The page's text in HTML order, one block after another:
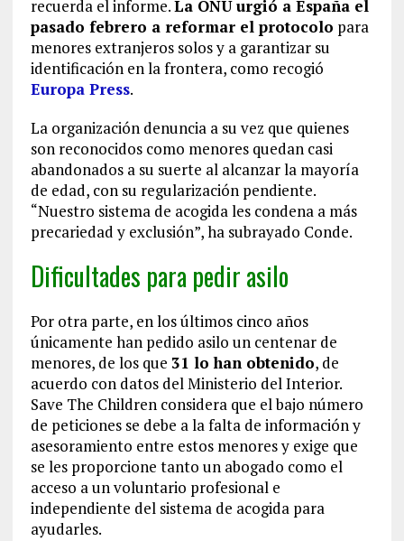
recuerda el informe.La ONU urgió a España el
pasado febrero a reformar el protocolo para
menores extranjeros solos y a garantizar su
identificación en la frontera, como recogió
Europa Press.
La organización denuncia a su vez que quienes
son reconocidos como menores quedan casi
abandonados a su suerte al alcanzar la mayoría
de edad, con su regularización pendiente.
“Nuestro sistema de acogida les condena a más
precariedad y exclusión”, ha subrayado Conde.
Dificultades para pedir asilo
Por otra parte, en los últimos cinco años
únicamente han pedido asilo un centenar de
menores, de los que 31 lo han obtenido, de
acuerdo con datos del Ministerio del Interior.
Save The Children considera que el bajo número
de peticiones se debe a la falta de información y
asesoramiento entre estos menores y exige que
se les proporcione tanto un abogado como el
acceso a un voluntario profesional e
independiente del sistema de acogida para
ayudarles.